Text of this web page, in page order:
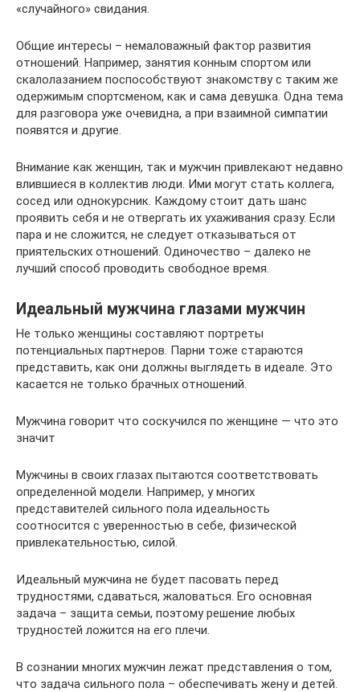
«случайного» свидания.
Общие интересы – немаловажный фактор развития
отношений. Например, занятия конным спортом или
скалолазанием поспособствуют знакомству с таким же
одержимым спортсменом, как и сама девушка. Одна тема
для разговора уже очевидна, а при взаимной симпатии
появятся и другие.
Внимание как женщин, так и мужчин привлекают недавно
влившиеся в коллектив люди. Ими могут стать коллега,
сосед или однокурсник. Каждому стоит дать шанс
проявить себя и не отвергать их ухаживания сразу. Если
пара и не сложится, не следует отказываться от
приятельских отношений. Одиночество – далеко не
лучший способ проводить свободное время.
Идеальный мужчина глазами мужчин
Не только женщины составляют портреты
потенциальных партнеров. Парни тоже стараются
представить, как они должны выглядеть в идеале. Это
касается не только брачных отношений.
Мужчина говорит что соскучился по женщине — что это
значит
Мужчины в своих глазах пытаются соответствовать
определенной модели. Например, у многих
представителей сильного пола идеальность
соотносится с уверенностью в себе, физической
привлекательностью, силой.
Идеальный мужчина не будет пасовать перед
трудностями, сдаваться, жаловаться. Его основная
задача – защита семьи, поэтому решение любых
трудностей ложится на его плечи.
В сознании многих мужчин лежат представления о том,
что задача сильного пола – обеспечивать жену и детей.